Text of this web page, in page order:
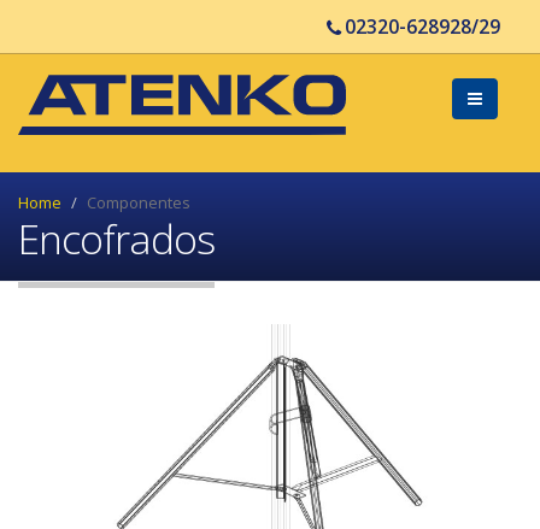
02320-628928/29
Home Componentes
Encofrados